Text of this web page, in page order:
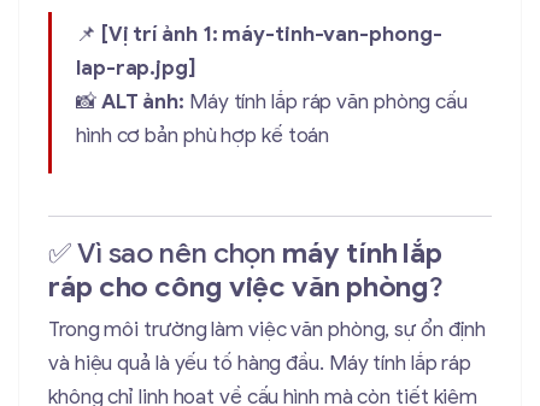
📌 [Vị trí ảnh 1: máy-tinh-van-phong-
lap-rap.jpg]
📸ALT ảnh: Máy tính lắp ráp văn phòng cấu
hình cơ bản phù hợp kế toán
✅ Vì sao nên chọn máy tính lắp
ráp cho công việc văn phòng?
Trong môi trường làm việc văn phòng, sự ổn định
và hiệu quả là yếu tố hàng đầu. Máy tính lắp ráp
không chỉ linh hoạt về cấu hình mà còn tiết kiệm